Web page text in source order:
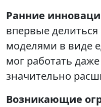
Ранние
впервые
моделями в виде
мог работать
значительно
Возникающие